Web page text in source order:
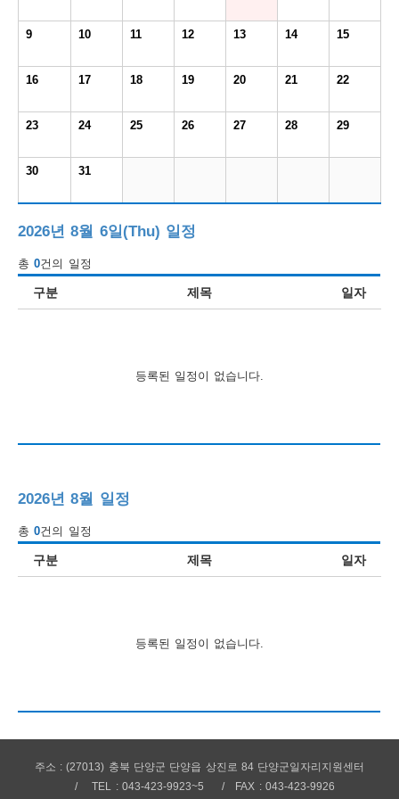
보
보
련
정
보
우
미
내
9 10 11 12 13 14 15
16 17 18 19 20 21 22
23 24 25 26 27 28 29
30 31
2026년 8월 6일(Thu) 일정
총0건의 일정
구분 제목 일자
등록된 일정이 없습니다.
2026년 8월 일정
총0건의 일정
구분 제목 일자
등록된 일정이 없습니다.
도
우
미
주소 : (27013) 충북 단양군 단양읍 상진로 84 단양군일자리지원센터
TEL : 043-423-9923~5
FAX : 043-423-9926